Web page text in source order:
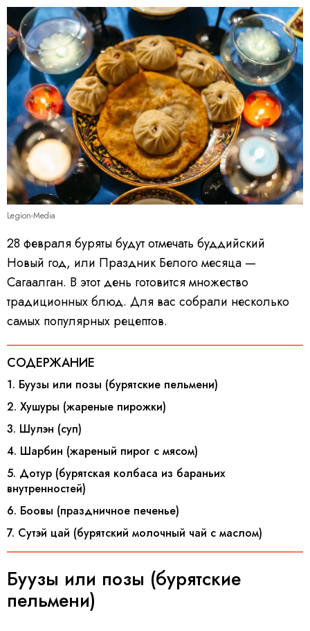
Legion-Media
28 февраля буряты будут отмечать буддийский
Новый год, или Праздник Белого месяца —
Сагаалган. В этот день готовится множество
традиционных блюд. Для вас собрали несколько
самых популярных рецептов.
СОДЕРЖАНИЕ
1. Буузы или позы (бурятские пельмени)
2. Хушуры (жареные пирожки)
3. Шулэн (суп)
4. Шарбин (жареный пирог с мясом)
5. Дотур (бурятская колбаса из бараньих
внутренностей)
6. Боовы (праздничное печенье)
7. Сутэй цай (бурятский молочный чай с маслом)
Буузы или позы (бурятские
пельмени)